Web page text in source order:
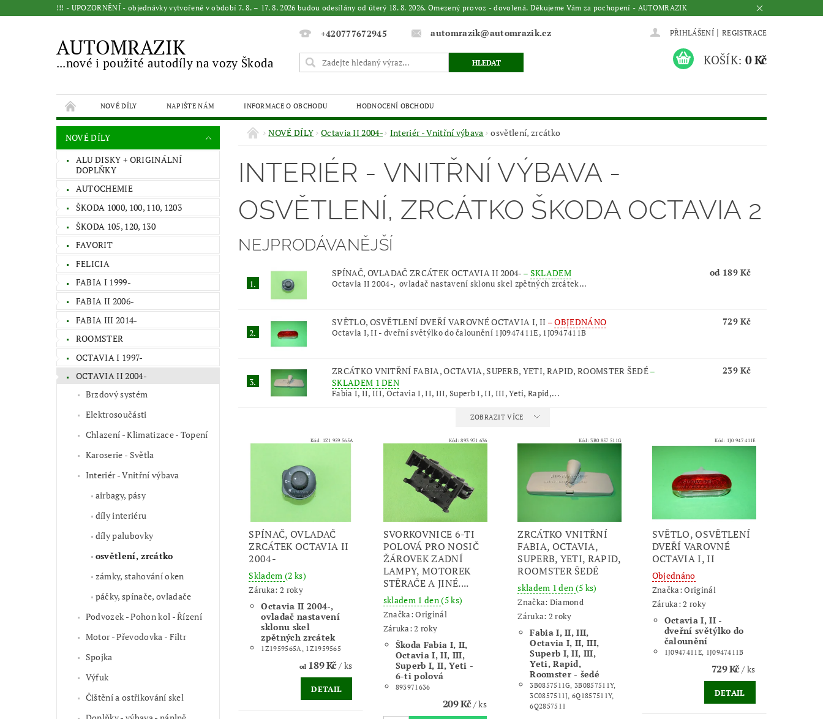
!!! - UPOZORNĚNÍ - objednávky vytvořené v období 7. 8. – 17. 8. 2026 budou odesílány od úterý 18. 8. 2026. Omezený provoz - dovolená. Děkujeme Vám za pochopení - AUTOMRAZIK
AUTOMRAZIK
...nové i použité autodíly na vozy Škoda
+420777672945 automrazik@automrazik.cz PŘIHLÁŠENÍ | REGISTRACE
KOŠÍK: 0 Kč
NOVÉ DÍLY NAPIŠTE NÁM INFORMACE O OBCHODU HODNOCENÍ OBCHODU
NOVÉ DÍLY
ALU DISKY + ORIGINÁLNÍ
DOPLŇKY
AUTOCHEMIE
ŠKODA 1000, 100, 110, 1203
ŠKODA 105, 120, 130
FAVORIT
FELICIA
FABIA I 1999-
FABIA II 2006-
FABIA III 2014-
ROOMSTER
OCTAVIA I 1997-
OCTAVIA II 2004-
Brzdový systém
Elektrosoučásti
Chlazení - Klimatizace - Topení
Karoserie - Světla
Interiér - Vnitřní výbava
airbagy, pásy
díly interiéru
díly palubovky
osvětlení, zrcátko
zámky, stahování oken
páčky, spínače, ovladače
Podvozek - Pohon kol - Řízení
Motor - Převodovka - Filtr
Spojka
Výfuk
Čištění a ostřikování skel
NOVÉ DÍLY Octavia II 2004- Interiér - Vnitřní výbava osvětlení, zrcátko
INTERIÉR - VNITŘNÍ VÝBAVA -
OSVĚTLENÍ, ZRCÁTKO ŠKODA OCTAVIA 2
NEJPRODÁVANĚJŠÍ
1.
SPÍNAČ, OVLADAČ ZRCÁTEK OCTAVIA II 2004- – SKLADEM
Octavia II 2004-, ovladač nastavení sklonu skel zpětných zrcátek...
od 189 Kč
2.
SVĚTLO, OSVĚTLENÍ DVEŘÍ VAROVNÉ OCTAVIA I, II –OBJEDNÁNO
Octavia I, II - dveřní světýlko do čalounění 1J0947411E, 1J0947411B
729 Kč
3.
ZRCÁTKO VNITŘNÍ FABIA, OCTAVIA, SUPERB, YETI, RAPID, ROOMSTER ŠEDÉ–
SKLADEM 1 DEN
Fabia I, II, III, Octavia I, II, III, Superb I, II, III, Yeti, Rapid,...
239 Kč
ZOBRAZIT VÍCE
Kód: 1Z1 959 565A
SPÍNAČ, OVLADAČ
ZRCÁTEK OCTAVIA II
2004-
Skladem (2 ks)
Záruka: 2 roky
Octavia II 2004-,
ovladač nastavení
sklonu skel
zpětných zrcátek
1Z1959565A, 1Z1959565
od189 Kč/ ks
DETAIL
Kód:893 971 636
SVORKOVNICE 6-TI
POLOVÁ PRO NOSIČ
ŽÁROVEK ZADNÍ
LAMPY, MOTOREK
STĚRAČE A JINÉ....
skladem 1 den(5 ks)
Značka:Originál
Záruka: 2 roky
Škoda Fabia I, II,
Octavia I, II, III,
Superb I, II, Yeti -
6-ti polová
893971636
209 Kč/ ks
Kód:3B0 857 511G
ZRCÁTKO VNITŘNÍ
FABIA, OCTAVIA,
SUPERB, YETI, RAPID,
ROOMSTER ŠEDÉ
skladem 1 den (5 ks)
Značka: Diamond
Záruka: 2 roky
Fabia I, II, III,
Octavia I, II, III,
Superb I, II, III,
Yeti, Rapid,
Roomster - šedé
3B0857511G, 3B0857511Y,
3C0857511J, 6Q1857511Y,
6Q2857511
Kód: 1J0 947 411E
SVĚTLO, OSVĚTLENÍ
DVEŘÍ VAROVNÉ
OCTAVIA I, II
Objednáno
Značka:Originál
Záruka: 2 roky
Octavia I, II -
dveřní světýlko do
čalounění
1J0947411E, 1J0947411B
729 Kč/ ks
DETAIL